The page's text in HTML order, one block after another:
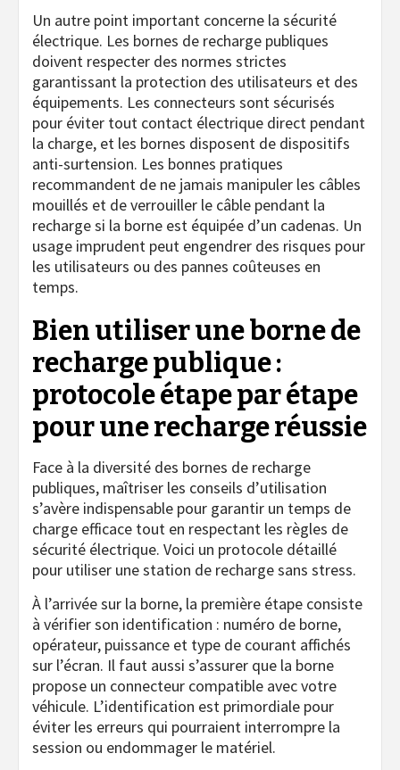
Un autre point important concerne la sécurité
électrique. Les bornes de recharge publiques
doivent respecter des normes strictes
garantissant la protection des utilisateurs et des
équipements. Les connecteurs sont sécurisés
pour éviter tout contact électrique direct pendant
la charge, et les bornes disposent de dispositifs
anti-surtension. Les bonnes pratiques
recommandent de ne jamais manipuler les câbles
mouillés et de verrouiller le câble pendant la
recharge si la borne est équipée d’un cadenas. Un
usage imprudent peut engendrer des risques pour
les utilisateurs ou des pannes coûteuses en
temps.
Bien utiliser une borne de
recharge publique :
protocole étape par étape
pour une recharge réussie
Face à la diversité des bornes de recharge
publiques, maîtriser les conseils d’utilisation
s’avère indispensable pour garantir un temps de
charge efficace tout en respectant les règles de
sécurité électrique. Voici un protocole détaillé
pour utiliser une station de recharge sans stress.
À l’arrivée sur la borne, la première étape consiste
à vérifier son identification : numéro de borne,
opérateur, puissance et type de courant affichés
sur l’écran. Il faut aussi s’assurer que la borne
propose un connecteur compatible avec votre
véhicule. L’identification est primordiale pour
éviter les erreurs qui pourraient interrompre la
session ou endommager le matériel.